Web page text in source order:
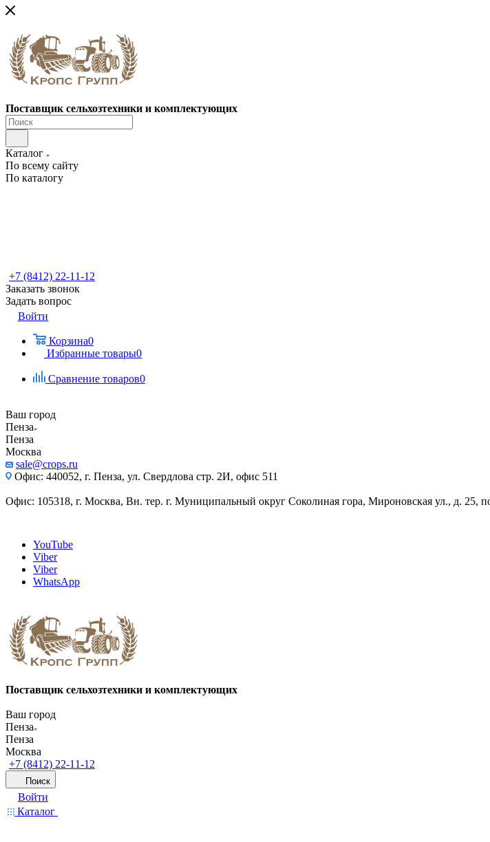
Поставщик сельхозтехники и комплектующих
Каталог
По всему сайту
По каталогу
+7 (8412) 22-11-12
Заказать звонок
Задать вопрос
Войти
Корзина0
Избранные товары0
Сравнение товаров0
Ваш город
Пенза
Пенза
Москва
sale@crops.ru
Офис: 440052, г. Пенза, ул. Свердлова стр. 2И, офис 511
Офис: 105318, г. Москва, Вн. тер. г. Муниципальный округ Соколиная гора, Мироновская ул., д. 25,
YouTube
Viber
Viber
WhatsApp
Поставщик сельхозтехники и комплектующих
Ваш город
Пенза
Пенза
Москва
+7 (8412) 22-11-12
Поиск
Войти
Каталог